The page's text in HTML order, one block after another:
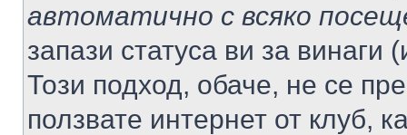
автоматично с всяко
запази статуса ви за винаги
Този подход, обаче, не се
ползвате интернет от клуб,